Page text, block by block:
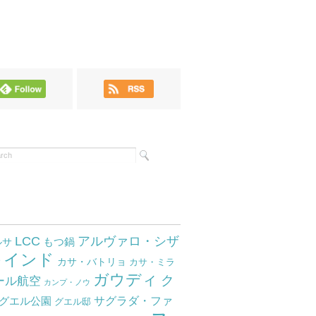
サ LCC もつ鍋 アルヴァロ・シザ
インド カサ・バトリョ カサ・ミラ
ル航空 カンプ・ノウ ガウディ ク
グエル公園 グエル邸 サグラダ・ファ